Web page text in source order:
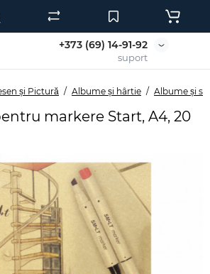
+373 (69) 14-91-92
suport
și Pictură Albume și hârtie Albume și
markere Start, A4, 20